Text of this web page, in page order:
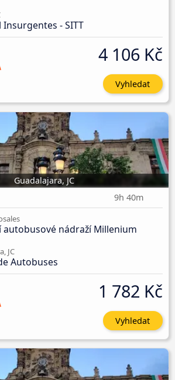
Insurgentes - SITT
4 106 Kč
Vyhledat
Guadalajara, JC
9h 40m
autobusové nádraží Millenium
JC
Autobuses
1 782 Kč
Vyhledat